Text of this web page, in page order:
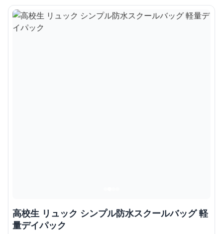
高校生 リュック シンプル防水スクールバッグ 軽
量デイパック